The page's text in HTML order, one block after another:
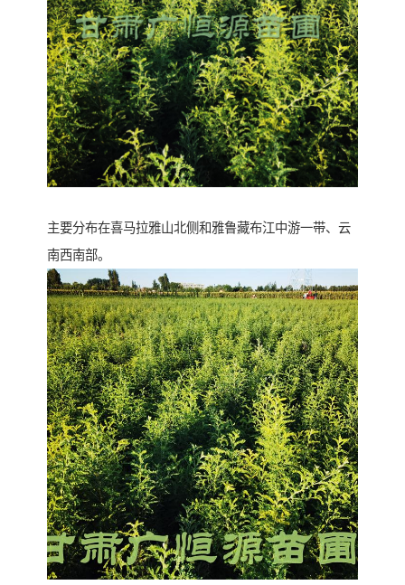
主要分布在喜马拉雅山北侧和雅鲁藏布江中游一带、云
南西南部。